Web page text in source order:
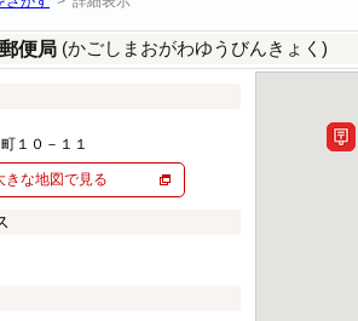
便局 (かごしまおがわゆうびんきょく)
１０－１１
きな地図で見る